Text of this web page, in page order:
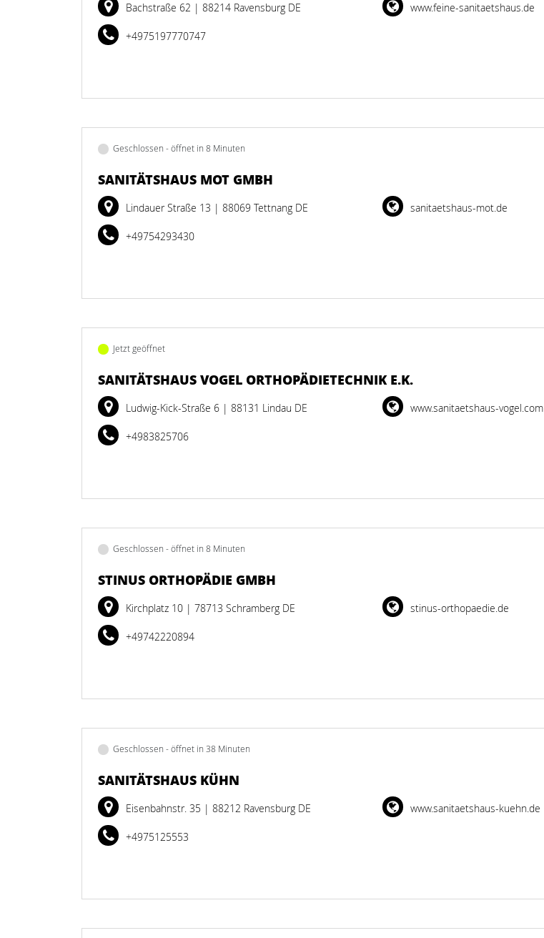
Bachstraße 62 | 88214 Ravensburg DE
+4975197770747
www.feine-sanitaetshaus.de
Geschlossen - öffnet in 8 Minuten
SANITÄTSHAUS MOT GMBH
Lindauer Straße 13 | 88069 Tettnang DE
+49754293430
sanitaetshaus-mot.de
Jetzt geöffnet
SANITÄTSHAUS VOGEL ORTHOPÄDIETECHNIK E.K.
Ludwig-Kick-Straße 6 | 88131 Lindau DE
+4983825706
www.sanitaetshaus-vogel.com
Geschlossen - öffnet in 8 Minuten
STINUS ORTHOPÄDIE GMBH
Kirchplatz 10 | 78713 Schramberg DE
+49742220894
stinus-orthopaedie.de
Geschlossen - öffnet in 38 Minuten
SANITÄTSHAUS KÜHN
Eisenbahnstr. 35 | 88212 Ravensburg DE
+4975125553
www.sanitaetshaus-kuehn.de